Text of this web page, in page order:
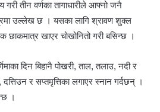
तीन वर्णका तागाधारीले आफ्नो जनै
उल्लेख छ । यसका लागि श्रावण शुक्ल
छाकमात्र खाएर चोखोनितो गरी बसिन्छ ।
दिन बिहानै पोखरी, ताल, तलाउ, नदी र
र सप्तमृत्तिका लगाएर स्नान गर्दछन् ।
।